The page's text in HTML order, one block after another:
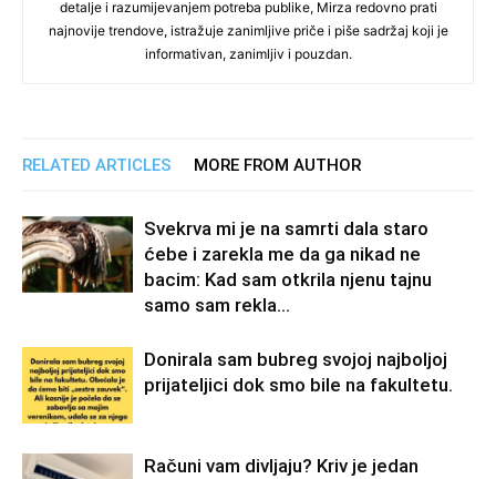
detalje i razumijevanjem potreba publike, Mirza redovno prati
najnovije trendove, istražuje zanimljive priče i piše sadržaj koji je
informativan, zanimljiv i pouzdan.
RELATED ARTICLES MORE FROM AUTHOR
Svekrva mi je na samrti dala staro
ćebe i zarekla me da ga nikad ne
bacim: Kad sam otkrila njenu tajnu
samo sam rekla...
Donirala sam bubreg svojoj najboljoj
prijateljici dok smo bile na fakultetu.
Računi vam divljaju? Kriv je jedan